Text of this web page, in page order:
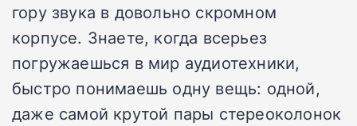
гору звука в довольно скромном
корпусе. Знаете, когда всерьез
погружаешься в мир аудиотехники,
быстро понимаешь одну вещь: одной,
даже самой крутой пары стереоколонок